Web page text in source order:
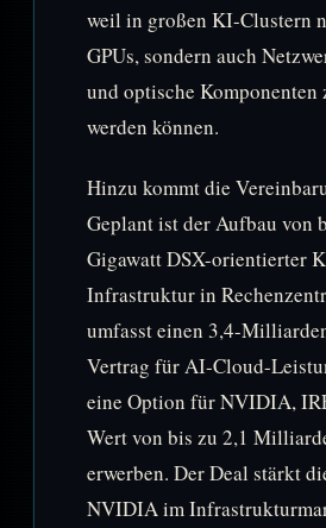
weil in großen KI-Clustern
GPUs, sondern auch
und optische Komponenten
werden können.
Hinzu kommt die
Geplant ist der Aufbau von
Gigawatt DSX-orientierter
Infrastruktur in
umfasst einen 3,4-
Vertrag für AI-Cloud-
eine Option für NVIDIA,
Wert von bis zu 2,1
erwerben. Der Deal stärkt
NVIDIA im